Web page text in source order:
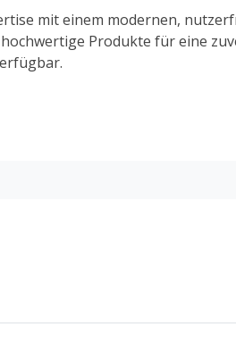
mit einem modernen,
Produkte für eine